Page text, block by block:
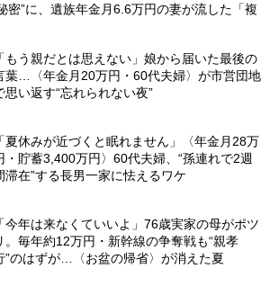
密”に、遺族年金月6.6万円の妻が流した「複
「もう親だとは思えない」娘から届いた最後の
葉…〈年金月20万円・60代夫婦〉が市営団地
思い返す“忘れられない夜”
「夏休みが近づくと眠れません」〈年金月28万
・貯蓄3,400万円〉60代夫婦、“孫連れで2週
滞在”する長男一家に怯えるワケ
「今年は来なくていいよ」76歳実家の母がポツ
。毎年約12万円・新幹線の争奪戦も“親孝
”のはずが…〈お盆の帰省〉が消えた夏